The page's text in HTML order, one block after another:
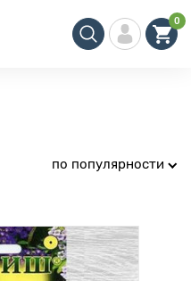
0
по популярности